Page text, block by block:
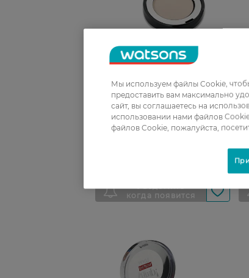
Тени для век Pupa Vamp!
Matt, тон 020, 1 г
Мы используем файлы Cookie,
предоставить вам максимально
сайт, вы соглашаетесь на
использовании нами файлов
файлов Cookie, пожалуйста,